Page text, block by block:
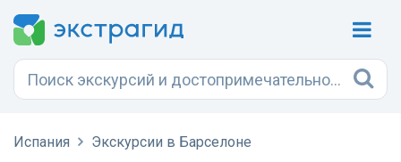
Испания Экскурсии в Барселоне